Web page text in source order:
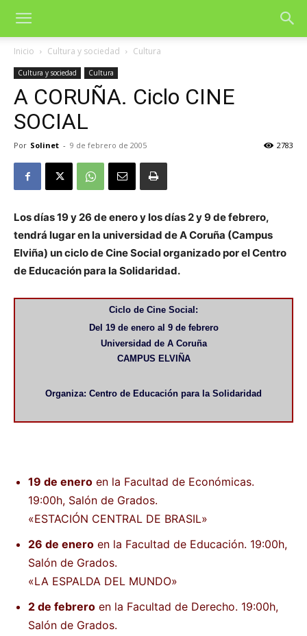
Inicio Cultura y sociedad Cultura
Cultura y sociedad Cultura
A CORUÑA. Ciclo CINE
SOCIAL
Por Solinet - 9 de febrero de 2005 2783
Los días 19 y 26 de enero y los días 2 y 9 de febrero,
tendrá lugar en la universidad de A Coruña (Campus
Elviña) un ciclo de Cine Social organizado por el Centro
de Educación para la Solidaridad.
Ciclo de Cine Social:
Del 19 de enero al 9 de febrero
Universidad de A Coruña
CAMPUS ELVIÑA
Organiza: Centro de Educación para la Solidaridad
19 de enero en la Facultad de Económicas.
19:00h, Salón de Grados.
«ESTACIÓN CENTRAL DE BRASIL»
26 de enero en la Facultad de Educación. 19:00h,
Salón de Grados.
«LA ESPALDA DEL MUNDO»
2 de febrero en la Facultad de Derecho. 19:00h,
Salón de Grados.